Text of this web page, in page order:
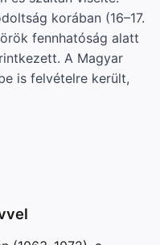
korában (16–17.
fennhatóság alatt
A Magyar
is felvételre került,